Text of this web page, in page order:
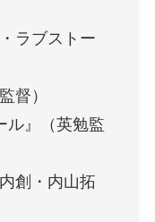
ラブストー
督）
ル』（英勉監
創・内山拓